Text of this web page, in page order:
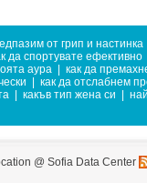
от грип и настинка
да спортувате ефективно
аура
как да
как да отслабнем
какъв тип жена си
@ Sofia Data Center